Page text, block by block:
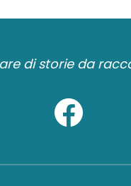
di storie da